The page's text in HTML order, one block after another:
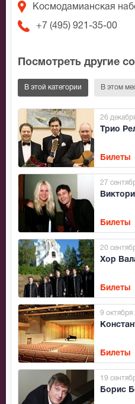
Космодамианская
+7 (495) 921-35-00
Посмотреть другие
В этой категории В этом
Трио
26
Билеты
27
Билеты
Хор
20
Билеты
9 октября
Билеты
Борис
19